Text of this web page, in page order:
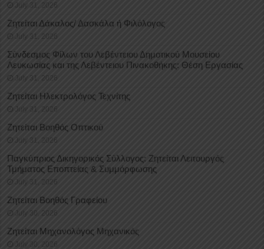
July 31, 2026
Ζητείται Δάκαλος/ Δασκάλα ή Φιλόλογος
July 31, 2026
Σύνδεσμος Φίλων του Λεβέντειου Δημοτικού Μουσείου
Λευκωσίας και της Λεβέντειου Πινακοθήκης: Θέση Εργασίας
July 31, 2026
Ζητείται Ηλεκτρολόγος Τεχνίτης
July 31, 2026
Ζητείται Βοηθός Οπτικού
July 31, 2026
Παγκύπριος Δικηγορικός Σύλλογος: Ζητείται Λειτουργός
Τμήματος Εποπτείας & Συμμόρφωσης
July 31, 2026
Ζητείται Βοηθός Γραφείου
July 30, 2026
Ζητείται Μηχανολόγος Μηχανικός
July 30, 2026